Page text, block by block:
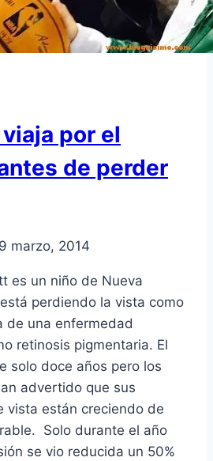
por el
de perder
9 marzo, 2014
es un niño de Nueva
perdiendo la vista como
de una enfermedad
retinosis pigmentaria. El
solo doce años pero los
advertido que sus
vista están creciendo de
Solo durante el año
se vio reducida un 50%